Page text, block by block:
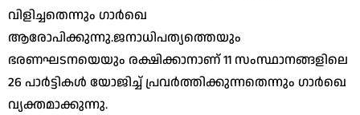
വിളിച്ചതെന്നും ഗാര്‍ഖെ
ആരോപിക്കുന്നു.ജനാധിപത്യത്തെയും
ഭരണഘടനയെയും രക്ഷിക്കാനാണ് 11 സംസ്ഥാനങ്ങളിലെ
26 പാര്‍ട്ടികള്‍ യോജിച്ച് പ്രവര്‍ത്തിക്കുന്നതെന്നും ഗാര്‍ഖെ
വ്യക്തമാക്കുന്നു.